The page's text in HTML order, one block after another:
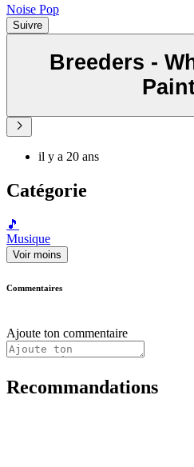
Noise Pop
Suivre
Breeders -
il y a 20 ans
Catégorie
🎵
Musique
Voir moins
Commentaires
Ajoute ton commentaire
Recommandations